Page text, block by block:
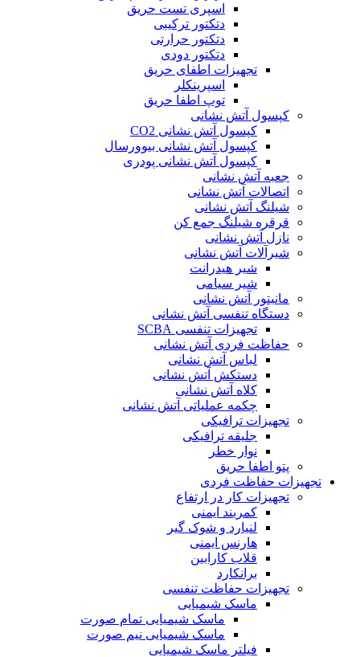
اسپری تست حریق
دتکتور ترکیبی
دتکتور حرارتی
دتکتور دودی
تجهیزات اطفای حریق
اسپرینکلر
توپ اطفا حریق
کپسول آتش نشانی
کپسول آتش نشانی CO2
کپسول آتش نشانی بیوورسال
کپسول آتش نشانی پودری
جعبه آتش نشانی
اتصالات آتش نشانی
شیلنگ آتش نشانی
قرقره شیلنگ جمع کن
نازل آتش نشانی
شیرآلات آتش نشانی
شیر هیدرانت
شیر سیامی
مانیتور آتش نشانی
دستگاه تنفسی آتش نشانی
تجهیزات تنفسی SCBA
حفاظت فردی آتش نشانی
لباس آتش نشانی
دستکش آتش نشانی
کلاه آتش نشانی
چکمه عملیاتی آتش نشانی
تجهیزات ترافیکی
جلیقه ترافیکی
نوار خطر
پتو اطفا حریق
تجهیزات حفاظت فردی
تجهیزات کار در ارتفاع
کمربند ایمنی
لنیارد و شوک گیر
هارنس ایمنی
قلاب کارابین
برانکارد
تجهیزات حفاظت تنفسی
ماسک شیمیایی
ماسک شیمیایی تمام صورت
ماسک شیمیایی نیم صورت
فیلتر ماسک شیمیایی